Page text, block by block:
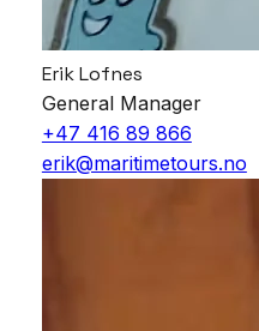
Erik Lofnes
General Manager
+47 416 89 866
erik@maritimetours.no